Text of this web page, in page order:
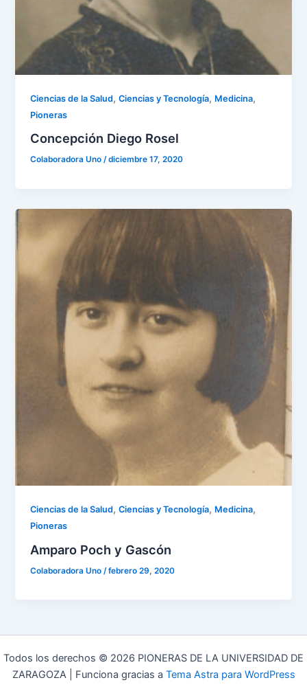
Ciencias de la Salud,Ciencias y Tecnología, Medicina,
Pioneras
Concepción Diego Rosel
Colaboradora Uno/diciembre 17, 2020
Ciencias de la Salud,Ciencias y Tecnología, Medicina,
Pioneras
Amparo Poch y Gascón
Colaboradora Uno /febrero 29, 2020
Todos los derechos © 2026 PIONERAS DE LA UNIVERSIDAD DE
ZARAGOZA | Funciona gracias a Tema Astra para WordPress